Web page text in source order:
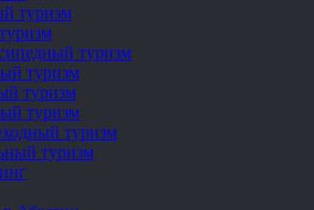
туризм
туризм
туризм
туризм
туризм
туризм
туризм